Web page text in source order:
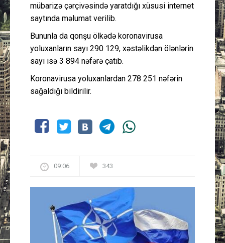
mübarizə çərçivəsində yaratdığı xüsusi internet
saytında məlumat verilib.
Bununla da qonşu ölkədə koronavirusa
yoluxanların sayı 290 129, xəstəlikdən ölənlərin
sayı isə 3 894 nəfərə çatıb.
Koronavirusa yoluxanlardan 278 251 nəfərin
sağaldığı bildirilir.
09:06 343